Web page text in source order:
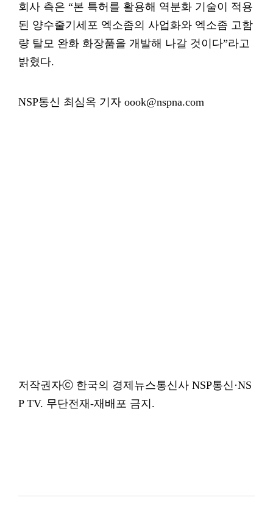
회사 측은 “본 특허를 활용해 역분화 기술이 적용
된 양수줄기세포 엑소좀의 사업화와 엑소좀 고함
량 탈모 완화 화장품을 개발해 나갈 것이다”라고
밝혔다.
NSP통신 최심옥 기자 oook@nspna.com
저작권자ⓒ 한국의 경제뉴스통신사 NSP통신·NS
P TV. 무단전재-재배포 금지.